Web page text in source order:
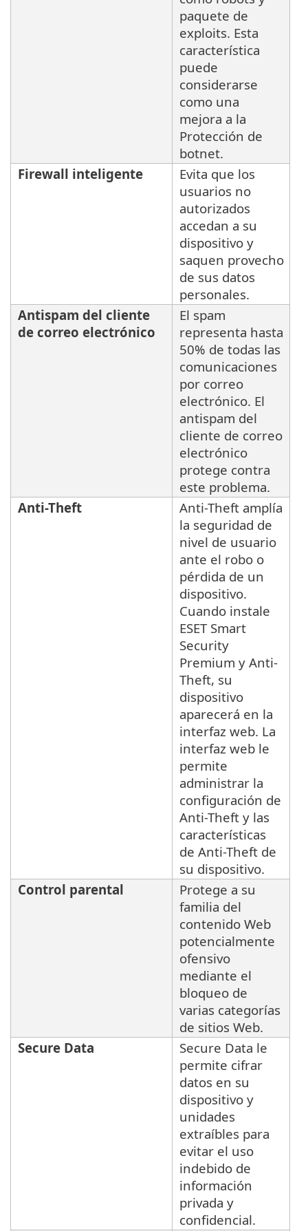
paquete de
exploits. Esta
característica
puede
considerarse
como una
mejora a la
Protección de
botnet.
Firewall inteligente
Evita que los
usuarios no
autorizados
accedan a su
dispositivo y
saquen provecho
de sus datos
personales.
Antispam del cliente
de correo electrónico
El spam
representa hasta
50% de todas las
comunicaciones
por correo
electrónico. El
antispam del
cliente de correo
electrónico
protege contra
este problema.
Anti-Theft
Anti-Theft amplía
la seguridad de
nivel de usuario
ante el robo o
pérdida de un
dispositivo.
Cuando instale
ESET Smart
Security
Premium y Anti-
Theft, su
dispositivo
aparecerá en la
interfaz web. La
interfaz web le
permite
administrar la
configuración de
Anti-Theft y las
características
de Anti-Theft de
su dispositivo.
Control parental
Protege a su
familia del
contenido Web
potencialmente
ofensivo
mediante el
bloqueo de
varias categorías
de sitios Web.
Secure Data
Secure Data le
permite cifrar
datos en su
dispositivo y
unidades
extraíbles para
evitar el uso
indebido de
información
privada y
confidencial.